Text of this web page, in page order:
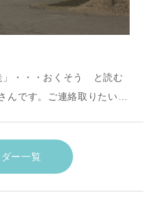
」・・・おくそう と読む
んです。ご連絡取りたい場
ー一覧